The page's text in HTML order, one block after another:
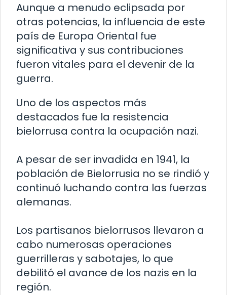
Aunque a menudo eclipsada por
otras potencias, la influencia de este
país de Europa Oriental fue
significativa y sus contribuciones
fueron vitales para el devenir de la
guerra.
Uno de los aspectos más
destacados fue la resistencia
bielorrusa contra la ocupación nazi.
A pesar de ser invadida en 1941, la
población de Bielorrusia no se rindió y
continuó luchando contra las fuerzas
alemanas.
Los partisanos bielorrusos llevaron a
cabo numerosas operaciones
guerrilleras y sabotajes, lo que
debilitó el avance de los nazis en la
región.